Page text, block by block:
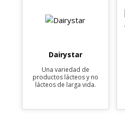
Dairystar
Una variedad de
productos lácteos y no
lácteos de larga vida.